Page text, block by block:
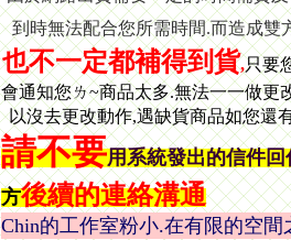
到時無法配合您所需時間.而造成雙
也不一定都補得到貨,只要
會通知您ㄌ~商品太多.無法一一做更
以沒去更改動作,遇缺貨商品如您還
請不要用系統發出的信件回
方後續的連絡溝通
Chin的工作室粉小.在有限的空